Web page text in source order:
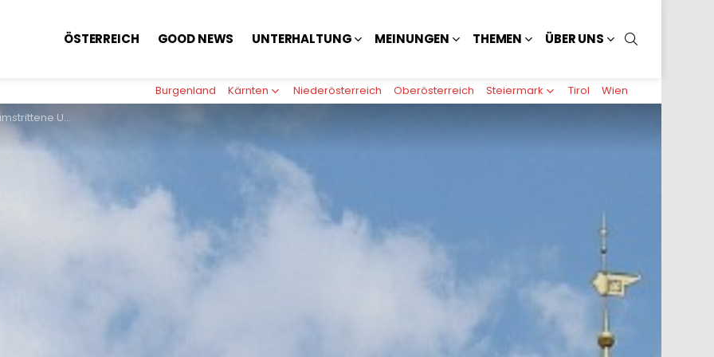
ÖSTERREICH GOOD NEWS UNTERHALTUNG MEINUNGEN THEMEN ÜBER UNS
Burgenland Kärnten Niederösterreich Oberösterreich Steiermark Tirol
Wien
Gruppe Millionen bringt